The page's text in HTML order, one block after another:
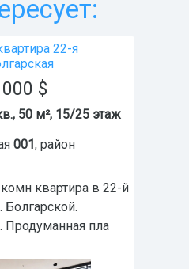
22-я
$
50 м², 15/25 этаж
001, район
квартира в 22-й
пла